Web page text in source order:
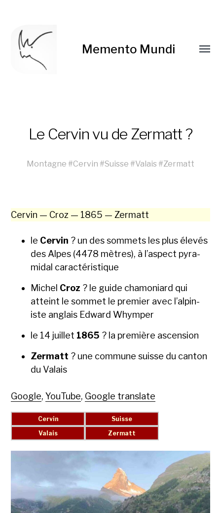
Memento Mundi
Le Cervin vu de Zermatt ?
Montagne #Cervin #Suisse #Valais #Zermatt
Cervin — Croz — 1865 — Zer­matt
le Cervin ? un des som­mets les plus élevés
des Alpes (4478 mètres), à l’aspect pyra­
mi­dal car­ac­téris­tique
Michel Croz ? le guide cha­mo­ni­ard qui
atteint le som­met le pre­mier avec l’alpin­
iste anglais Edward Whym­per
le 14 juil­let 1865 ? la pre­mière ascen­sion
Zer­matt ? une com­mune suisse du can­ton
du Valais
Google,YouTube, Google translate